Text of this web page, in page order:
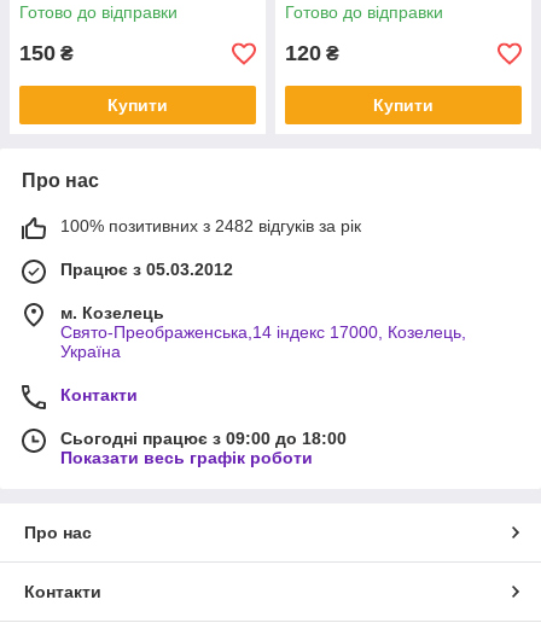
Готово до відправки
150 ₴
Купити
Готово до відправки
120 ₴
Купити
Про нас
100% позитивних з 2482 відгуків за рік
Працює з 05.03.2012
м. Козелець
Свято-Преображенська,14 індекс 17000, Козелець,
Україна
Контакти
Сьогодні працює з 09:00 до 18:00
Показати весь графік роботи
Про нас
Контакти